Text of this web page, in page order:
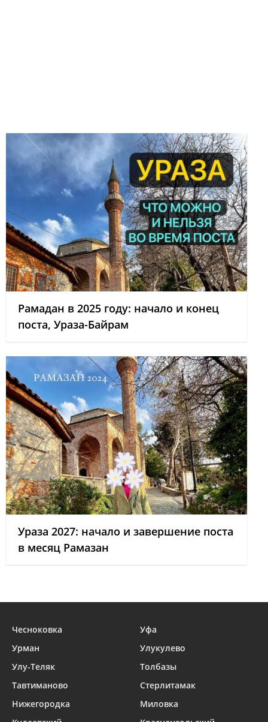
Рамадан в 2025 году: начало и конец
поста, Ураза-Байрам
Ураза 2027: начало и завершение поста
в месяц Рамазан
Чесноковка
Уфа
Урман
Улукулево
Улу-Теляк
Толбазы
Тавтиманово
Стерлитамак
Нижегородка
Миловка